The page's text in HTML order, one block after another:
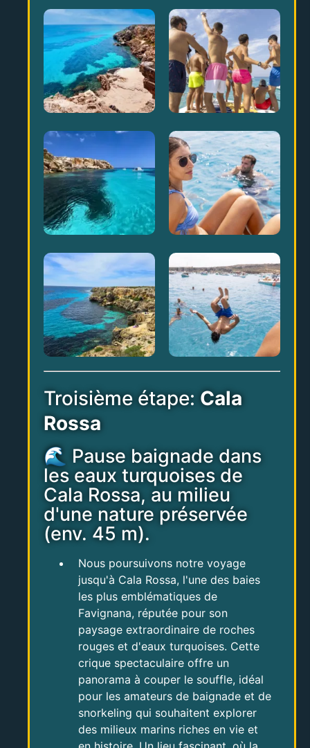
Troisième étape: Cala
Rossa
🌊 Pause baignade dans
les eaux turquoises de
Cala Rossa, au milieu
d'une nature préservée
(env. 45 m).
Nous poursuivons notre voyage
jusqu'à Cala Rossa, l'une des baies
les plus emblématiques de
Favignana, réputée pour son
paysage extraordinaire de roches
rouges et d'eaux turquoises. Cette
crique spectaculaire offre un
panorama à couper le souffle, idéal
pour les amateurs de baignade et de
snorkeling qui souhaitent explorer
des milieux marins riches en vie et